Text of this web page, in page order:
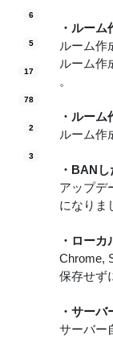
6
5
17
78
2
3
・ルー
ルーム作
ルーム作
。
・ルー
ルーム作
・BAN
アップデ
になりま
・ロー
Chrome,
保存せず
・サー
サーバー